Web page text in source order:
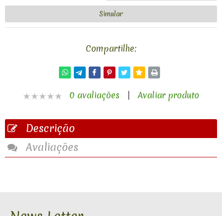
Compartilhe:
0 avaliações | Avaliar produto
Descrição
Avaliações